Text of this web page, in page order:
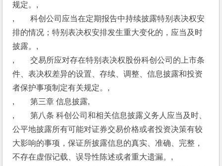
规定。,
,　　科创公司应当在定期报告中持续披露特别表决权安
排的情况；特别表决权安排发生重大变化的，应当及时
披露。,
,　　交易所应对存在特别表决权股份科创公司的上市条
件、表决权差异的设置、存续、调整、信息披露和投资
者保护事项制定有关规定。,
,　　第三章 信息披露,
,　　第八条 科创公司和相关信息披露义务人应当及时、
公平地披露所有可能对证券交易价格或者投资决策有较
大影响的事项，保证所披露信息的真实、准确、完整，
不存在虚假记载、误导性陈述或者重大遗漏。,